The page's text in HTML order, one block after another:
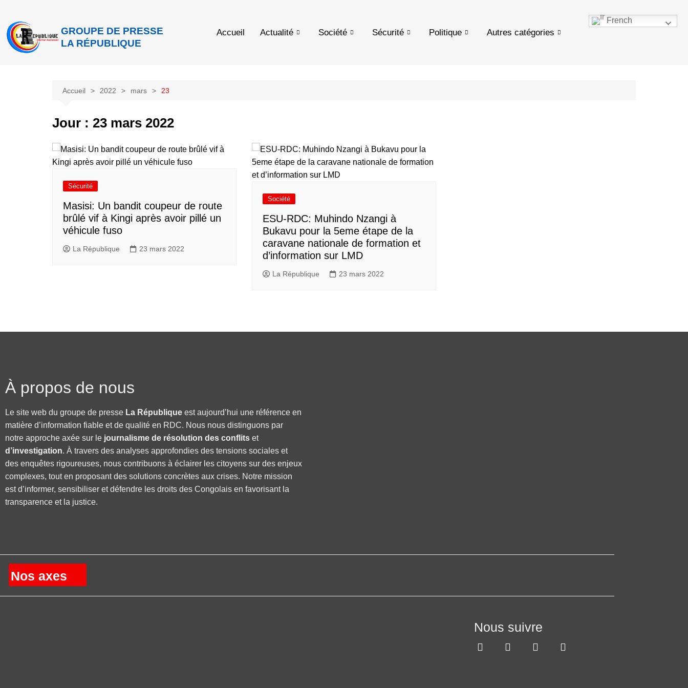
GROUPE DE PRESSE
LA RÉPUBLIQUE
Accueil Actualité Société Sécurité Politique Autres catégories
French
Accueil 2022 mars 23
Jour : 23 mars 2022
Sécurité
Masisi: Un bandit coupeur de route
brûlé vif à Kingi après avoir pillé un
véhicule fuso
La République 23 mars 2022
Société
ESU-RDC: Muhindo Nzangi à
Bukavu pour la 5eme étape de la
caravane nationale de formation et
d’information sur LMD
La République 23 mars 2022
À propos de nous
Le site web du groupe de presse La République est aujourd’hui une référence en
matière d’information fiable et de qualité en RDC. Nous nous distinguons par
notre approche axée sur le journalisme de résolution des conflits et
d’investigation. À travers des analyses approfondies des tensions sociales et
des enquêtes rigoureuses, nous contribuons à éclairer les citoyens sur des enjeux
complexes, tout en proposant des solutions concrètes aux crises. Notre mission
est d’informer, sensibiliser et défendre les droits des Congolais en favorisant la
transparence et la justice.
Nos axes
Nous suivre